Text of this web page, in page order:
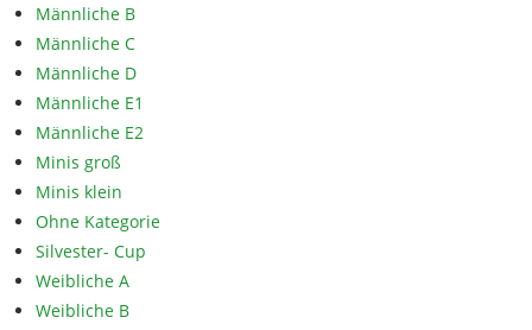
Männliche B
Männliche C
Männliche D
Männliche E1
Männliche E2
Minis groß
Minis klein
Ohne Kategorie
Silvester- Cup
Weibliche A
Weibliche B